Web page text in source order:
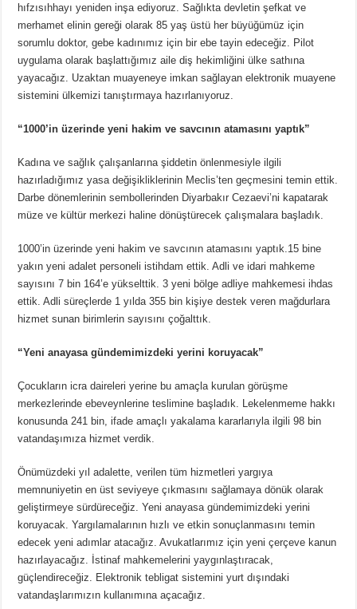
hıfzısıhhayı yeniden inşa ediyoruz. Sağlıkta devletin şefkat ve
merhamet elinin gereği olarak 85 yaş üstü her büyüğümüz için
sorumlu doktor, gebe kadınımız için bir ebe tayin edeceğiz. Pilot
uygulama olarak başlattığımız aile diş hekimliğini ülke sathına
yayacağız. Uzaktan muayeneye imkan sağlayan elektronik muayene
sistemini ülkemizi tanıştırmaya hazırlanıyoruz.
“1000’in üzerinde yeni hakim ve savcının atamasını yaptık”
Kadına ve sağlık çalışanlarına şiddetin önlenmesiyle ilgili
hazırladığımız yasa değişikliklerinin Meclis’ten geçmesini temin ettik.
Darbe dönemlerinin sembollerinden Diyarbakır Cezaevi’ni kapatarak
müze ve kültür merkezi haline dönüştürecek çalışmalara başladık.
1000’in üzerinde yeni hakim ve savcının atamasını yaptık.15 bine
yakın yeni adalet personeli istihdam ettik. Adli ve idari mahkeme
sayısını 7 bin 164’e yükselttik. 3 yeni bölge adliye mahkemesi ihdas
ettik. Adli süreçlerde 1 yılda 355 bin kişiye destek veren mağdurlara
hizmet sunan birimlerin sayısını çoğalttık.
“Yeni anayasa gündemimizdeki yerini koruyacak”
Çocukların icra daireleri yerine bu amaçla kurulan görüşme
merkezlerinde ebeveynlerine teslimine başladık. Lekelenmeme hakkı
konusunda 241 bin, ifade amaçlı yakalama kararlarıyla ilgili 98 bin
vatandaşımıza hizmet verdik.
Önümüzdeki yıl adalette, verilen tüm hizmetleri yargıya
memnuniyetin en üst seviyeye çıkmasını sağlamaya dönük olarak
geliştirmeye sürdüreceğiz. Yeni anayasa gündemimizdeki yerini
koruyacak. Yargılamalarının hızlı ve etkin sonuçlanmasını temin
edecek yeni adımlar atacağız. Avukatlarımız için yeni çerçeve kanun
hazırlayacağız. İstinaf mahkemelerini yaygınlaştıracak,
güçlendireceğiz. Elektronik tebligat sistemini yurt dışındaki
vatandaşlarımızın kullanımına açacağız.